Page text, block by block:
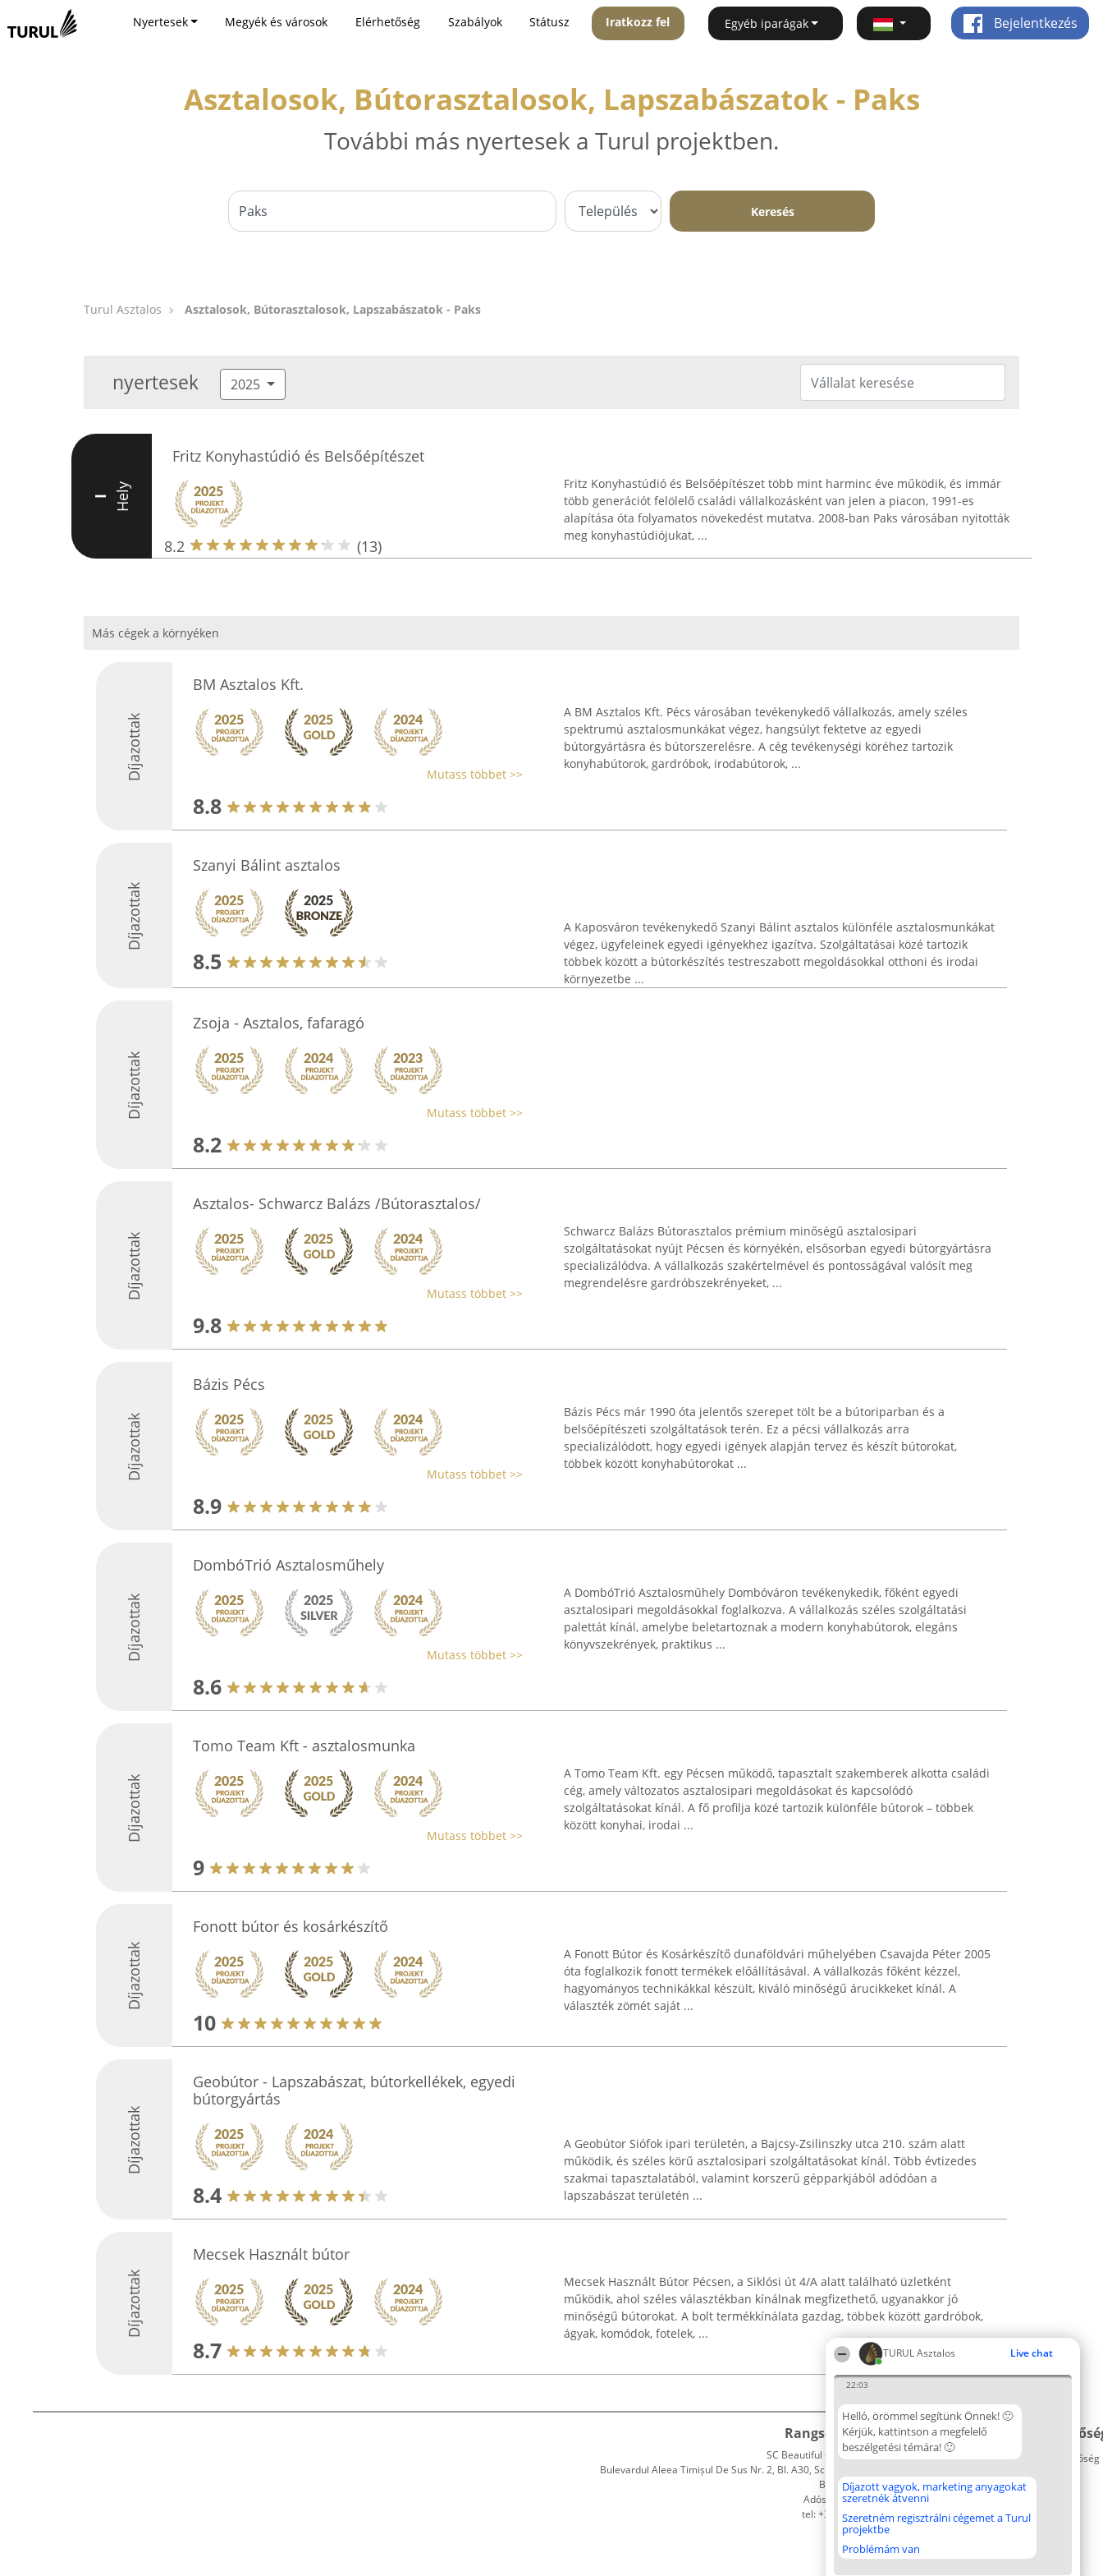
TURUL Asztalos Live chat
22:03
Helló, örömmel segítünk Önnek! 🙂
Kérjük, kattintson a megfelelő
beszélgetési témára! 🙂
Díjazott vagyok, marketing anyagokat
szeretnék átvenni
Szeretném regisztrálni cégemet a Turul
projektbe
Problémám van
Nyertesek Megyék és városok Elérhetőség Szabályok Státusz Iratkozz fel Egyéb iparágak Bejelentkezés
Asztalosok, Bútorasztalosok, Lapszabászatok - Paks
További más nyertesek a Turul projektben.
Keresés
Turul Asztalos Asztalosok, Bútorasztalosok, Lapszabászatok - Paks
nyertesek 2025
I Hely
Fritz Konyhastúdió és Belsőépítészet
8.2 (13)
Fritz Konyhastúdió és Belsőépítészet több mint harminc éve működik, és immár
több generációt felölelő családi vállalkozásként van jelen a piacon, 1991-es
alapítása óta folyamatos növekedést mutatva. 2008-ban Paks városában nyitották
meg konyhastúdiójukat, ...
Más cégek a környéken
Díjazottak
BM Asztalos Kft.
Mutass többet >>
8.8
A BM Asztalos Kft. Pécs városában tevékenykedő vállalkozás, amely széles
spektrumú asztalosmunkákat végez, hangsúlyt fektetve az egyedi
bútorgyártásra és bútorszerelésre. A cég tevékenységi köréhez tartozik
konyhabútorok, gardróbok, irodabútorok, ...
Díjazottak
Szanyi Bálint asztalos
8.5
A Kaposváron tevékenykedő Szanyi Bálint asztalos különféle asztalosmunkákat
végez, ügyfeleinek egyedi igényekhez igazítva. Szolgáltatásai közé tartozik
többek között a bútorkészítés testreszabott megoldásokkal otthoni és irodai
környezetbe ...
Díjazottak
Zsoja - Asztalos, fafaragó
Mutass többet >>
8.2
Díjazottak
Asztalos- Schwarcz Balázs /Bútorasztalos/
Mutass többet >>
9.8
Schwarcz Balázs Bútorasztalos prémium minőségű asztalosipari
szolgáltatásokat nyújt Pécsen és környékén, elsősorban egyedi bútorgyártásra
specializálódva. A vállalkozás szakértelmével és pontosságával valósít meg
megrendelésre gardróbszekrényeket, ...
Díjazottak
Bázis Pécs
Mutass többet >>
8.9
Bázis Pécs már 1990 óta jelentős szerepet tölt be a bútoriparban és a
belsőépítészeti szolgáltatások terén. Ez a pécsi vállalkozás arra
specializálódott, hogy egyedi igények alapján tervez és készít bútorokat,
többek között konyhabútorokat ...
Díjazottak
DombóTrió Asztalosműhely
Mutass többet >>
8.6
A DombóTrió Asztalosműhely Dombóváron tevékenykedik, főként egyedi
asztalosipari megoldásokkal foglalkozva. A vállalkozás széles szolgáltatási
palettát kínál, amelybe beletartoznak a modern konyhabútorok, elegáns
könyvszekrények, praktikus ...
Díjazottak
Tomo Team Kft - asztalosmunka
Mutass többet >>
9
A Tomo Team Kft. egy Pécsen működő, tapasztalt szakemberek alkotta családi
cég, amely változatos asztalosipari megoldásokat és kapcsolódó
szolgáltatásokat kínál. A fő profilja közé tartozik különféle bútorok – többek
között konyhai, irodai ...
Díjazottak
Fonott bútor és kosárkészítő
10
A Fonott Bútor és Kosárkészítő dunaföldvári műhelyében Csavajda Péter 2005
óta foglalkozik fonott termékek előállításával. A vállalkozás főként kézzel,
hagyományos technikákkal készült, kiváló minőségű árucikkeket kínál. A
választék zömét saját ...
Díjazottak
Geobútor - Lapszabászat, bútorkellékek, egyedi
bútorgyártás
8.4
A Geobútor Siófok ipari területén, a Bajcsy-Zsilinszky utca 210. szám alatt
működik, és széles körű asztalosipari szolgáltatásokat kínál. Több évtizedes
szakmai tapasztalatából, valamint korszerű gépparkjából adódóan a
lapszabászat területén ...
Díjazottak
Mecsek Használt bútor
8.7
Mecsek Használt Bútor Pécsen, a Siklósi út 4/A alatt található üzletként
működik, ahol széles választékban kínálnak megfizethető, ugyanakkor jó
minőségű bútorokat. A bolt termékkínálata gazdag, többek között gardróbok,
ágyak, komódok, fotelek, ...
Rangsorszervező
SC Beautiful Company S.R.L.
Bulevardul Aleea Timișul De Sus Nr. 2, Bl. A30, Sc. A, Et. 4, Ap. 13
Bukarest 53-238
Adószám 36737675
tel: +363 033 425 71
Népszavazás
Nyertesek
díjazottak
Szabályok
Státusz
Prywatności
Elérhetőség